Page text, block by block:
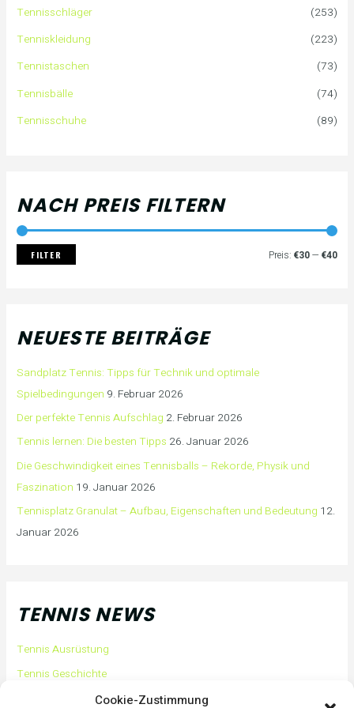
Cookie-Zustimmung
n
a
c
h
Tennisschläger
(253)
Tenniskleidung
(223)
Tennistaschen
(73)
Tennisbälle
(74)
Tennisschuhe
(89)
NACH PREIS FILTERN
e
i
s
e
i
s
FILTER Preis: €30— €40
NEUESTE BEITRÄGE
Sandplatz Tennis: Tipps für Technik und optimale
Spielbedingungen 9. Februar 2026
Der perfekte Tennis Aufschlag 2. Februar 2026
Tennis lernen: Die besten Tipps 26. Januar 2026
Die Geschwindigkeit eines Tennisballs – Rekorde, Physik und
Faszination 19. Januar 2026
Tennisplatz Granulat – Aufbau, Eigenschaften und Bedeutung 12.
Januar 2026
TENNIS NEWS
Tennis Ausrüstung
Tennis Geschichte
Tennis Tipps und Tricks